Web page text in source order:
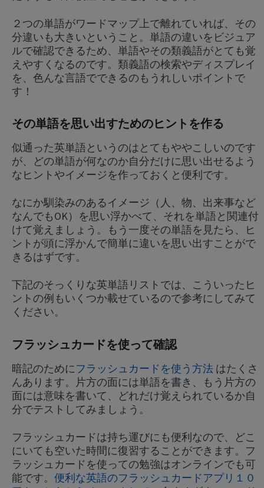
２つの単語がワードマップ上で離れていれば、その
分違いも大きいということ。単語の違いをビジュア
ルで確認できるため、単語やその類義語がとても覚
えやすくなるのです。類義語の検索やディスプレイ
を、色んな言語でできるのもうれしいポイントで
す！
その単語を思い出すためのヒントを作る
似通った英単語というのはとてもややこしいのです
が、どの単語が何なのか自分だけに思い出せるよう
なヒントやイメージを作っておくと便利です。
なにか馴染みのあるイメージ（人、物、出来事など
なんでもOK）を思い浮かべて、それを単語と関連付
けて覚えましょう。もう一度その単語を見たら、ヒ
ントが頭に浮かんで簡単に違いを思い出すことがで
きるはずです。
下記のそっくりな英単語リストでは、こういったヒ
ントの例もいくつか載せているので参考にしてみて
ください。
フラッシュカードを使って確認
暗記のためにフラッシュカードを使う方法 はたくさ
んあります。片方の面には単語を書き、もう片方の
面には意味を書いて、どれだけ覚えられているか自
分でテストしてみましょう。
フラッシュカードは持ち運びにも便利なので、どこ
にいても空いた時間に復習することができます。フ
ラッシュカードを使っての勉強はオンラインでも可
能です。 便利な英語のフラッシュカードアプリ１０